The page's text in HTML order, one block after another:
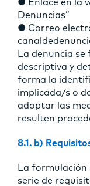
● Enlace en la
Denuncias”
● Correo
La denuncia
descriptiva y
forma la
implicada/s o
adoptar las
resulten
8.1. b)
La formulación
serie de